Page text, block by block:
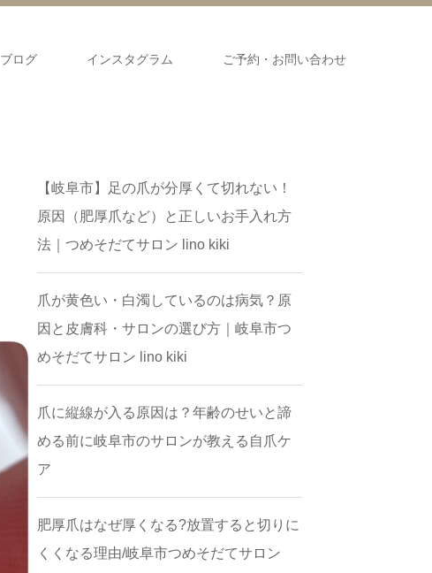
ブログ インスタグラム ご予約・お問い合わせ
​【岐阜市】足の爪が分厚くて切れない！
原因（肥厚爪など）と正しいお手入れ方
法｜つめそだてサロン lino kiki
爪が黄色い・白濁しているのは病気？原
因と皮膚科・サロンの選び方｜岐阜市つ
めそだてサロン lino kiki
爪に縦線が入る原因は？年齢のせいと諦
める前に岐阜市のサロンが教える自爪ケ
ア
肥厚爪はなぜ厚くなる?放置すると切りに
くくなる理由/岐阜市つめそだてサロン